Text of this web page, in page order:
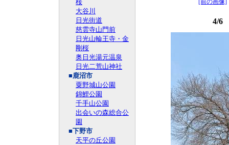
桜
大谷川
日光街道
慈雲寺山門前
日光山輪王寺・金
剛桜
奥日光湯元温泉
日光二荒山神社
■鹿沼市
粟野城山公園
錦鯉公園
千手山公園
出会いの森総合公
園
■下野市
天平の丘公園
[前の画像]
4/6